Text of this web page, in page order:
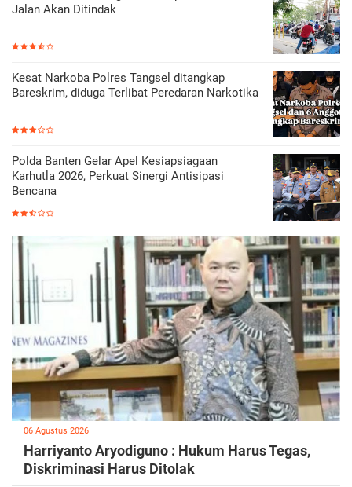
Jalan Akan Ditindak
Kesat Narkoba Polres Tangsel ditangkap
Bareskrim, diduga Terlibat Peredaran Narkotika
Polda Banten Gelar Apel Kesiapsiagaan
Karhutla 2026, Perkuat Sinergi Antisipasi
Bencana
06 Agustus 2026
Harriyanto Aryodiguno : Hukum Harus Tegas,
Diskriminasi Harus Ditolak